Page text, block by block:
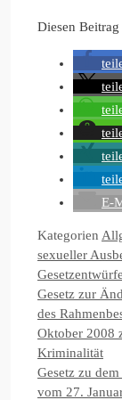
Diesen Beitrag
E-
Kategorien
sexueller
Gesetzentwürfe
Gesetz zur
des
Oktober 2008
Kriminalität
Gesetz zu
vom 27.